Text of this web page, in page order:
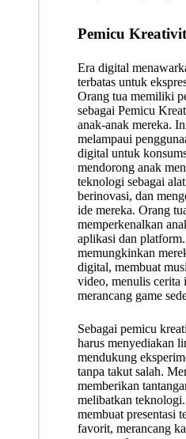
Pemicu
Era digital
terbatas untuk
Orang tua memiliki
sebagai Pemicu
anak-anak mereka.
melampaui
digital untuk
mendorong anak
teknologi sebagai
berinovasi, dan
ide mereka. Orang
memperkenalkan
aplikasi dan
memungkinkan
digital, membuat
video, menulis cerita
merancang game
Sebagai pemicu
harus menyediakan
mendukung
tanpa takut salah.
memberikan
melibatkan
membuat presentasi
favorit, merancang